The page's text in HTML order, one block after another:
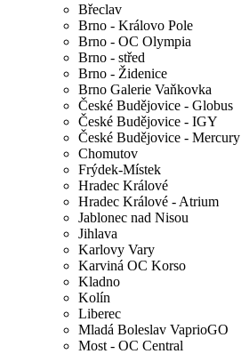
Břeclav
Brno - Královo Pole
Brno - OC Olympia
Brno - střed
Brno - Židenice
Brno Galerie Vaňkovka
České Budějovice - Globus
České Budějovice - IGY
České Budějovice - Mercury
Chomutov
Frýdek-Místek
Hradec Králové
Hradec Králové - Atrium
Jablonec nad Nisou
Jihlava
Karlovy Vary
Karviná OC Korso
Kladno
Kolín
Liberec
Mladá Boleslav VaprioGO
Most - OC Central